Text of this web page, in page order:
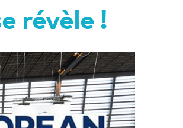
révèle !